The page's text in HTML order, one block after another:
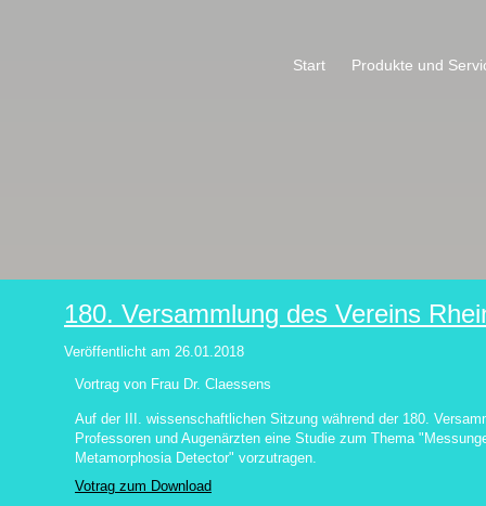
Start Produkte und
180. Versammlung des Vereins
Veröffentlicht am 26.01.2018
Vortrag von Frau Dr. Claessens
Auf der III. wissenschaftlichen Sitzung während der 180.
Professoren und Augenärzten eine Studie zum Thema
Metamorphosia Detector" vorzutragen.
Votrag zum Download